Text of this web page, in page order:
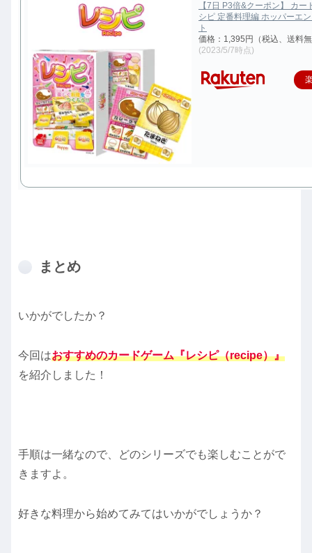
【7日 P3倍&クーポン】 カ
シピ 定番料理編 ホッパーエ
ト
価格：1,395円（税込、送料
(2023/5/7時点)
まとめ
いかがでしたか？
今回はおすすめのカードゲーム『レシピ（recipe）』
を紹介しました！
手順は一緒なので、どのシリーズでも楽しむことがで
きますよ。
好きな料理から始めてみてはいかがでしょうか？